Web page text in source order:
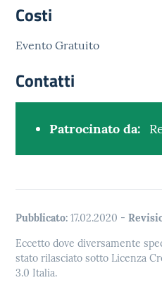
Costi
Evento Gratuito
Contatti
Patrocinato da:
Pubblicato: 17.02.2020 -
Eccetto dove diversamente
stato rilasciato sotto Licenza
3.0 Italia.